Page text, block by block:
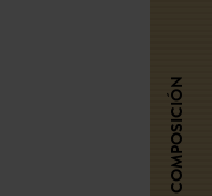
COMPOSICIÓN